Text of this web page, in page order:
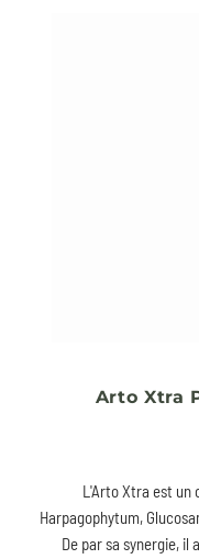
Arto Xtra
L'Arto Xtra est un
Harpagophytum,
De par sa synergie, il